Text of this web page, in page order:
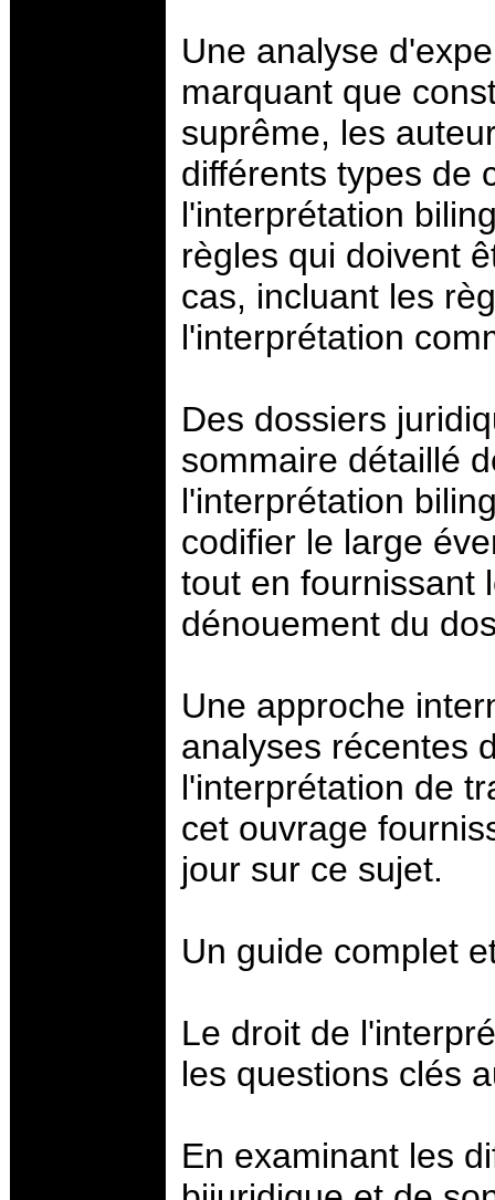
Une analyse
marquant que
suprême, les
différents types de
l'interprétation
règles qui doivent
cas, incluant les
l'interprétation
Des dossiers
sommaire détaillé
l'interprétation
codifier le large
tout en fournissant
dénouement du
Une approche
analyses récentes
l'interprétation de
cet ouvrage
jour sur ce sujet.
Un guide complet
Le droit de
les questions clés
En examinant les